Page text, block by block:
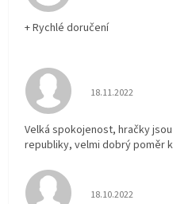
+ Rychlé doručení
Hodnocení
18.11.2022
Velká spokojenost, hračky
republiky, velmi dobrý poměr
Hodnocení
18.10.2022